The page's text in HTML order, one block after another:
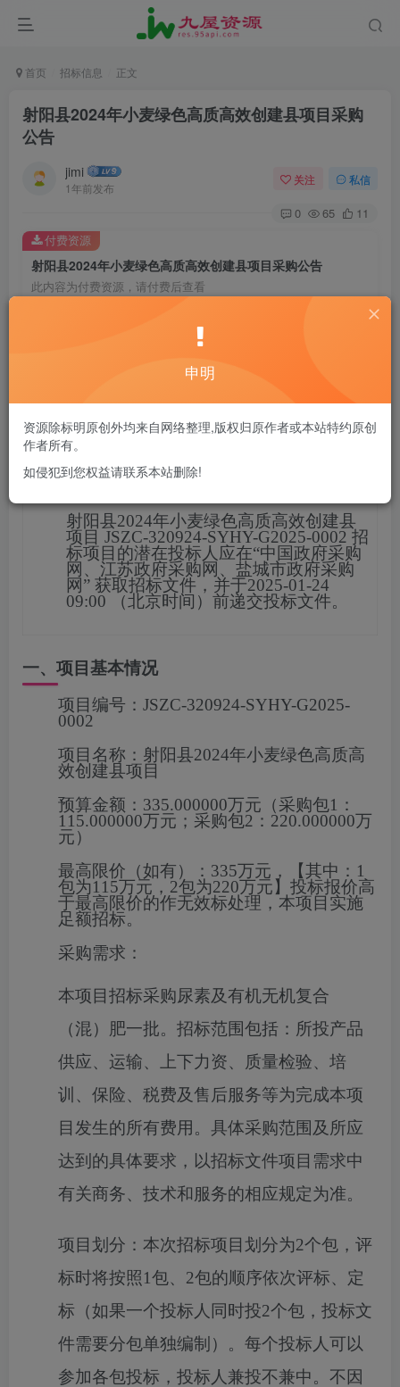
首页 招标信息 正文
射阳县2024年小麦绿色高质高效创建县项目采购
公告
jimi
1年前发布
关注 私信
0 65 11
射阳县2024年小麦绿色高质高效创建县项目采购公告
此内容为付费资源，请付费后查看
20
您当前未登录！建议登陆后购买，可保存购买订单
付费资源
射阳县2024年小麦绿色高质高效创建县
项目 JSZC-320924-SYHY-G2025-0002 招
标项目的潜在投标人应在“中国政府采购
网、江苏政府采购网、盐城市政府采购
网” 获取招标文件，并于2025-01-24
09:00 （北京时间）前递交投标文件。
一、项目基本情况
项目编号： JSZC-320924-SYHY-G2025-
0002
项目名称： 射阳县2024年小麦绿色高质高
效创建县项目
预算金额： 335.000000万元（采购包1：
115.000000万元；采购包2：220.000000万
元）
最高限价（如有）： 335万元，【其中：1
包为115万元，2包为220万元】投标报价高
于最高限价的作无效标处理，本项目实施
足额招标。
采购需求：
本项目招标采购尿素及有机无机复合
（混）肥一批。招标范围包括：所投产品
供应、运输、上下力资、质量检验、培
训、保险、税费及售后服务等为完成本项
目发生的所有费用。具体采购范围及所应
达到的具体要求，以招标文件项目需求中
有关商务、技术和服务的相应规定为准。
项目划分：本次招标项目划分为2个包 ， 评
标时将按照1包、2包的顺序依次评标、定
标 （如果一个投标人同时投2个包， 投标文
件需要分包单独编制） 。 每个投标人可以
参加各包投标 ， 投标人兼投不兼中。 不因
申明
资源除标明原创外均来自网络整理,版权归原作者或本站特约原创
作者所有。
如侵犯到您权益请联系本站删除!